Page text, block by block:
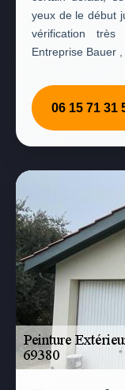
yeux de le début
vérification
Entreprise Bauer
06 15 71 31